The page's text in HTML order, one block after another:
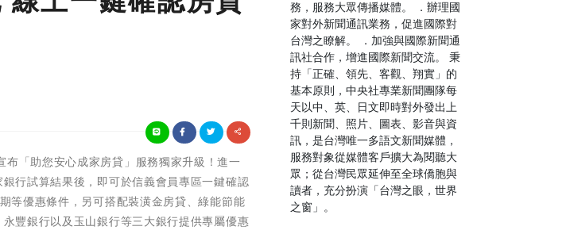
「助您安心成家房貸」服務獨家升級！進一
行試算結果後，即可於信義會員專區一鍵確認
等優惠條件，另可搭配裝潢金房貸、綠能節能
豐銀行以及玉山銀行等三大銀行提供專屬優惠
務，服務大眾傳播媒體。 ．辦理國
家對外新聞通訊業務，促進國際對
台灣之瞭解。 ．加強與國際新聞通
訊社合作，增進國際新聞交流。 秉
持「正確、領先、客觀、翔實」的
基本原則，中央社專業新聞團隊每
天以中、英、日文即時對外發出上
千則新聞、照片、圖表、影音與資
訊，是台灣唯一多語文新聞媒體，
服務對象從媒體客戶擴大為閱聽大
眾；從台灣民眾延伸至全球僑胞與
讀者，充分扮演「台灣之眼，世界
之窗」。